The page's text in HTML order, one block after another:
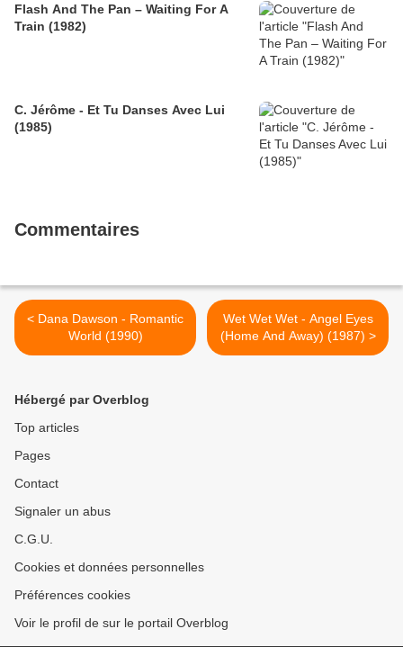
Flash And The Pan – Waiting For A
Train (1982)
C. Jérôme - Et Tu Danses Avec Lui
(1985)
Commentaires
< Dana Dawson - Romantic
World (1990)
Wet Wet Wet - Angel Eyes
(Home And Away) (1987) >
Hébergé par Overblog
Top articles
Pages
Contact
Signaler un abus
C.G.U.
Cookies et données personnelles
Préférences cookies
Voir le profil de sur le portail Overblog